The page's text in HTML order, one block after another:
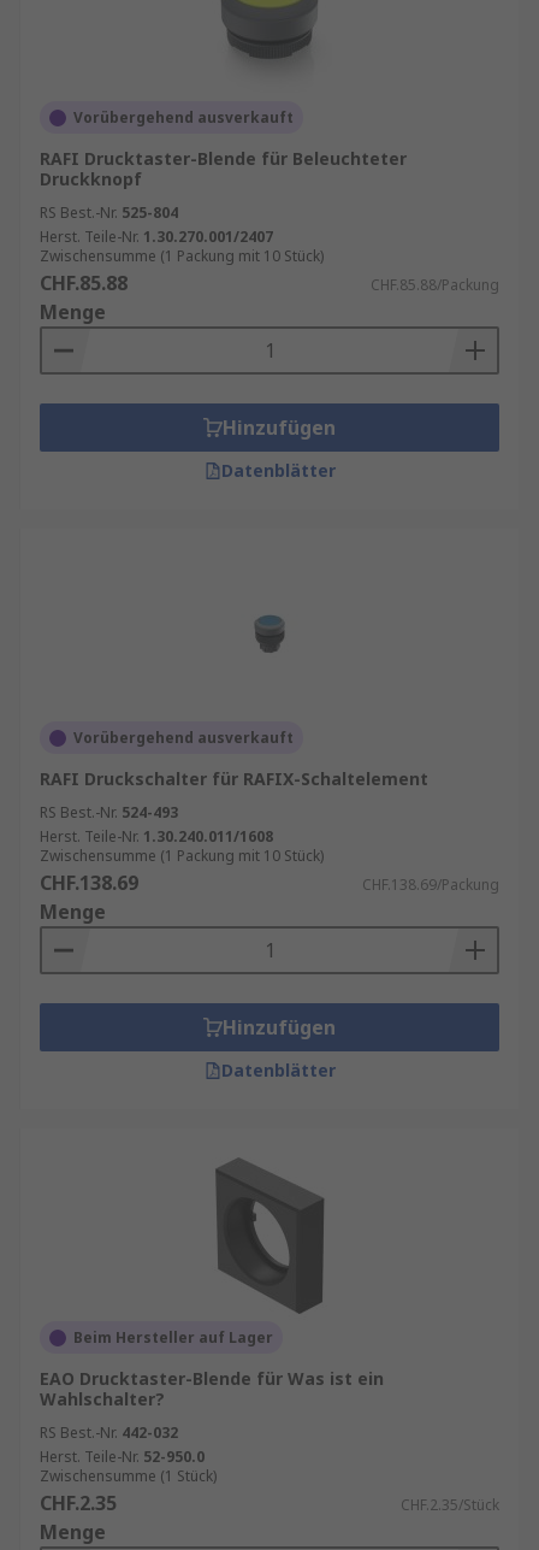
Vorübergehend ausverkauft
RAFI Drucktaster-Blende für Beleuchteter
Druckknopf
RS Best.-Nr. 525-804
Herst. Teile-Nr. 1.30.270.001/2407
Zwischensumme (1 Packung mit 10 Stück)
CHF.85.88 CHF.85.88/Packung
Menge
Hinzufügen
Datenblätter
Vorübergehend ausverkauft
RAFI Druckschalter für RAFIX-Schaltelement
RS Best.-Nr. 524-493
Herst. Teile-Nr. 1.30.240.011/1608
Zwischensumme (1 Packung mit 10 Stück)
CHF.138.69 CHF.138.69/Packung
Menge
Hinzufügen
Datenblätter
Beim Hersteller auf Lager
EAO Drucktaster-Blende für Was ist ein
Wahlschalter?
RS Best.-Nr. 442-032
Herst. Teile-Nr. 52-950.0
Zwischensumme (1 Stück)
CHF.2.35 CHF.2.35/Stück
Menge